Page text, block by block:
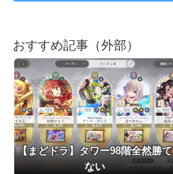
おすすめ記事（外部）
【まどドラ】タワー98階全然勝て
ない